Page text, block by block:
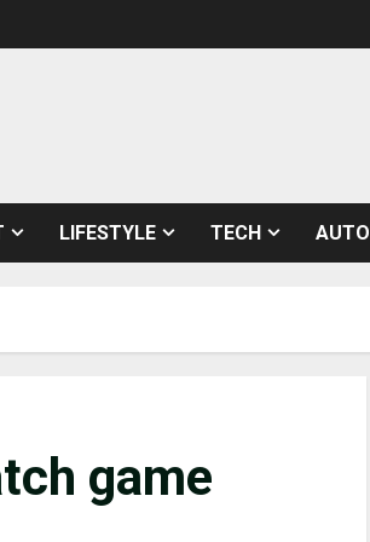
LIFESTYLE TECH AUTO
game